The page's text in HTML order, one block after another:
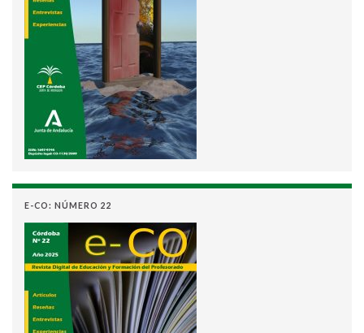
E-CO: NÚMERO 22